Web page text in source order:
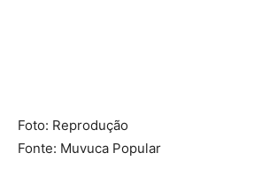
Foto: Reprodução
Fonte: Muvuca Popular